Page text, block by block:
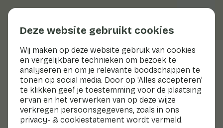
Deze website gebruikt cookies
Wij maken op deze website gebruik van cookies
en vergelijkbare technieken om bezoek te
analyseren en om je relevante boodschappen te
tonen op social media. Door op 'Alles accepteren'
te klikken geef je toestemming voor de plaatsing
ervan en het verwerken van op deze wijze
verkregen persoonsgegevens, zoals in ons
privacy- & cookiestatement wordt vermeld.
Sharonfruit (kaki)
Voedingswaarden sharonfruit (kaki)
Hieronder vind je een compleet overzicht van alle
voedingswaarden, met eventuele verschillende
bereidingswijzen.